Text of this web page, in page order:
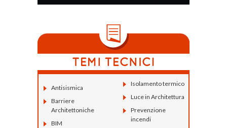
Antisismica
Barriere
Architettoniche
BIM
Isolamento termico
Luce in Architettura
Prevenzione
incendi